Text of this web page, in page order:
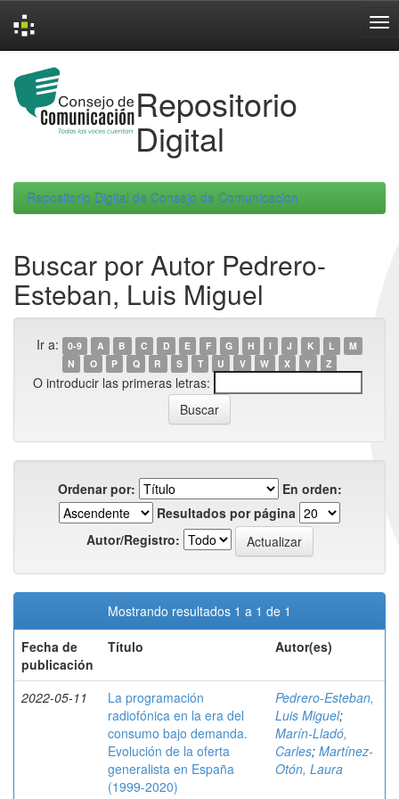
navigation
Repositorio
Digital
Repositorio Digital de Consejo de Comunicacion
Buscar por Autor Pedrero-
Esteban, Luis Miguel
Ir a: 0-9 A B C D E F G H I J K L
M
N
O P Q R S T U V W X Y Z
O introducir las primeras letras:
Ordenar por:
En orden:
Resultados por página
Autor/Registro:
Mostrando resultados 1 a 1 de 1
Fecha de
publicación
Título Autor(es)
2022-05-11
La programación
radiofónica en la era del
consumo bajo demanda.
Evolución de la oferta
generalista en España
(1999-2020)
Pedrero-Esteban,
Luis Miguel;
Marín-Lladó,
Carles; Martínez-
Otón, Laura